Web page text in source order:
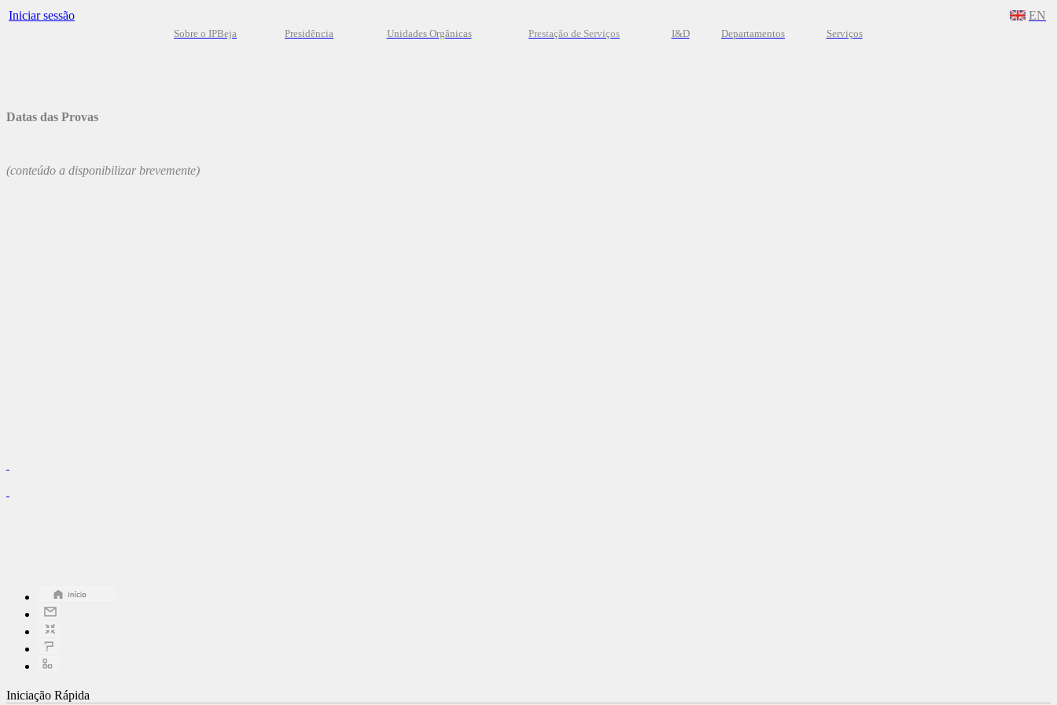
Iniciar sessão EN
Sobre o IPBeja Presidência Unidades Orgânicas Prestação de Serviços I&D Departamentos Serviços
Datas das Provas
(conteúdo a disponibilizar brevemente)
Iniciação Rápida